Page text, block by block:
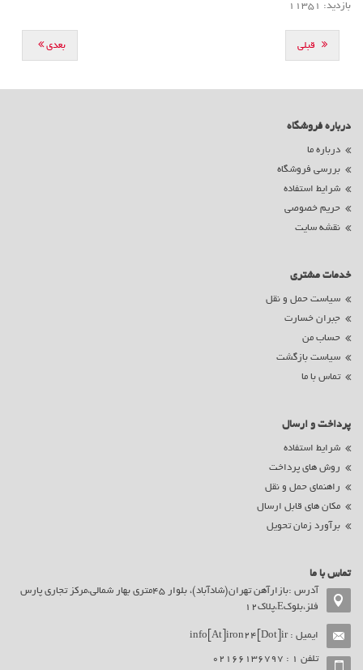
بازدید: 11351
قبلی بعدی
درباره فروشگاه
درباره ما
بررسی فروشگاه
شرایط استفاده
حریم خصوصی
نقشه سایت
خدمات مشتری
سیاست حمل و نقل
جبران خسارت
حساب من
سیاست بازگشت
تماس با ما
پرداخت و ارسال
شرایط استفاده
روش های پرداخت
راهنمای حمل و نقل
مکان های قابل ارسال
برآورد زمان تحویل
تماس با ما
آدرس :بازارآهن تهران(شادآباد)، بلوار 45متری بهار شمالی،مرکز تجاری پارس
فلز،بلوکE،پلاک12
ایمیل :info[At]iron24[Dot]ir
تلفن ۱ : 02166136797